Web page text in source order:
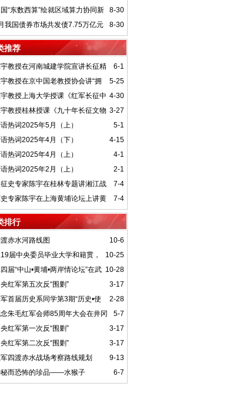
8-30
“东数西算”绘就区域算力协同新
8-30
我国债券市场共发债7.75万亿元
推荐
6-1
教授在河南城建学院宣讲长征精
红25军长征史
5-25
教授在京中国老教授协会讲“拥
华新文明”
4-30
教授上海大学授课《红军长征中
埔师生》
3-27
教授桂林授课《九十年长征文物
》
5-1
热词2025年5月（上）
4-15
热词2025年4月（下）
4-1
热词2025年4月（上）
2-1
热词2025年2月（上）
7-4
史专家陈宇在桂林专题讲湘江战
神
7-4
专家陈宇在上海黄埔论坛上讲黄
神与国家统一大业
排行
10-6
渡赤水河路线图
10-25
届中央委员毕业大学和籍贯，
代中国文化区域积淀
10-28
届“中山•黄埔•两岸情论坛”在武
行
3-17
红军第五次反“围剿”
2-28
首届历史系同学第3期“历史•使
论坛纪要
5-7
朱毛红军会师85周年大会在井冈
开
3-17
红军第一次反“围剿”
3-17
红军第二次反“围剿”
9-13
四渡赤水战场考察路线规划
6-7
而恐怖的珍品——水猴子